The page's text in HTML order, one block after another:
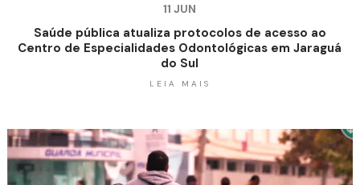
11 JUN
Saúde pública atualiza protocolos de acesso ao
Centro de Especialidades Odontológicas em Jaraguá
do Sul
LEIA MAIS